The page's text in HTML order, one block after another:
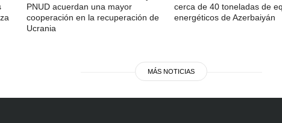
PNUD acuerdan una mayor
cooperación en la recuperación de
Ucrania
cerca de 40 toneladas de
energéticos de Azerbaiyán
MÁS NOTICIAS